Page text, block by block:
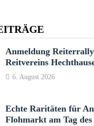
Anmeldung
Reitvereins
6. August 2026
Echte Raritäten für
Flohmarkt am Tag des